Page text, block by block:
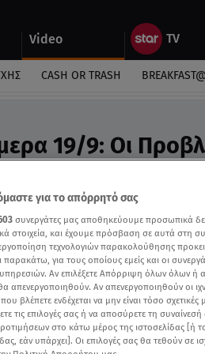
Video
CASH OR TRASH
19/9: Οι
της Άσης Μπήλιου
για το απόρρητό σας
συνεργάτες μας αποθηκεύουμε προσωπικά
στοιχεία, και έχουμε πρόσβαση σε αυτά στη
τεχνολογιών παρακολούθησης
παρακάτω, για τους οποίους εμείς και οι
Αν επιλέξετε Απόρριψη όλων όλων ή
απενεργοποιηθούν. Αν απενεργοποιηθούν οι
βλέπετε ενδέχεται να μην είναι τόσο
τις επιλογές σας ή να αποσύρετε τη
στο κάτω μέρος της ιστοσελίδας [ή
εάν υπάρχει]. Οι επιλογές σας θα τεθούν σε